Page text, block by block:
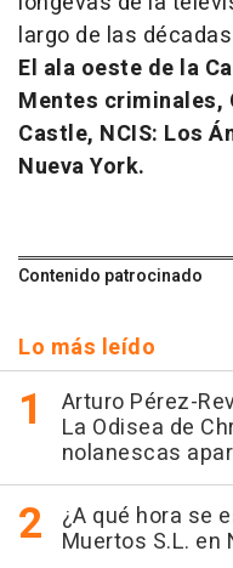
largo de las
El ala oeste de la
Mentes criminales,
Castle, NCIS: Los
Nueva York.
Contenido patrocinado
Lo más leído
Arturo Pérez-
La Odisea de
nolanescas
¿A qué hora se
Muertos S.L. en